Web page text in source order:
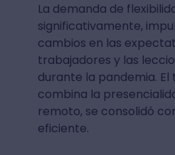
La demanda de
significativamente,
cambios en las
trabajadores y las
durante la pandemia.
combina la
remoto, se consolidó
eficiente.